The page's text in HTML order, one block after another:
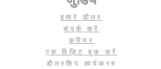
हमारे डीलर
संपर्क करें
करियर
एक विज़िट बुक करें
डीलरशिप कार्यक्रम